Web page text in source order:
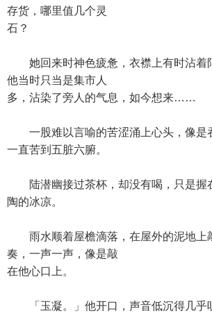
存货，哪里值几个灵
石？
她回来时神色疲惫，衣襟上有时沾着
他当时只当是集市人
多，沾染了旁人的气息，如今想来……
一股难以言喻的苦涩涌上心头，像是
一直苦到五脏六腑。
陆潜幽接过茶杯，却没有喝，只是握
陶的冰凉。
雨水顺着屋檐滴落，在屋外的泥地上
奏，一声一声，像是敲
在他心口上。
「玉凝。」他开口，声音低沉得几乎